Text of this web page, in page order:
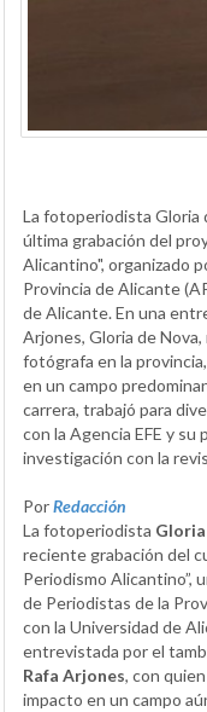
La fotoperiodista Gloria
última grabación del
Alicantino", organizado
Provincia de Alicante
de Alicante. En una
Arjones, Gloria de
fotógrafa en la
en un campo
carrera, trabajó para
con la Agencia EFE y
investigación con la
PorRedacción
La fotoperiodista
reciente grabación del
Periodismo Alicantino”,
de Periodistas de la
con la Universidad de
entrevistada por el
Rafa Arjones, con
impacto en un campo